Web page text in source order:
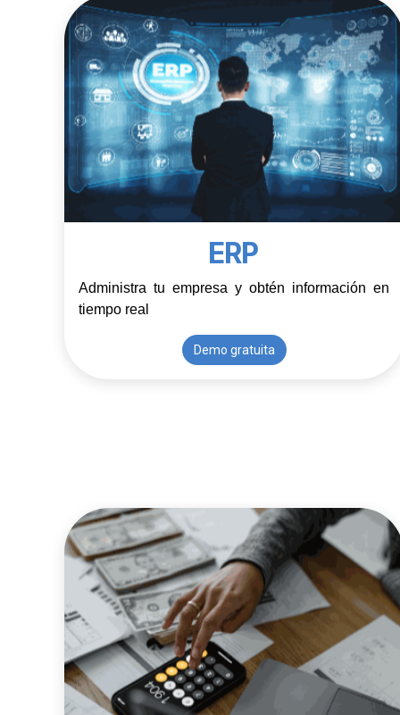
ERP
Administra tu empresa y obtén información en
tiempo real
Demo gratuita